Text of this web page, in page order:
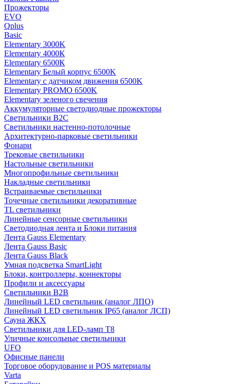
Прожекторы
EVO
Qplus
Basic
Elementary 3000K
Elementary 4000К
Elementary 6500К
Elementary Белый корпус 6500K
Elementary с датчиком движения 6500K
Elementary PROMO 6500K
Elementary зеленого свечения
Аккумуляторные светодиодные прожекторы
Светильники B2C
Светильники настенно-потолочные
Архитектурно-парковые светильники
Фонари
Трековые светильники
Настольные светильники
Многопрофильные светильники
Накладные светильники
Встраиваемые светильники
Точечные светильники декоративные
TL светильники
Линейные сенсорные светильники
Светодиодная лента и Блоки питания
Лента Gauss Elementary
Лента Gauss Basic
Лента Gauss Black
Умная подсветка SmartLight
Блоки, контроллеры, коннекторы
Профили и аксессуары
Светильники B2B
Линейный LED светильник (аналог ЛПО)
Линейный LED светильник IP65 (аналог ЛСП)
Сауна ЖКХ
Светильники для LED-ламп T8
Уличные консольные светильники
UFO
Офисные панели
Торговое оборудование и POS материалы
Varta